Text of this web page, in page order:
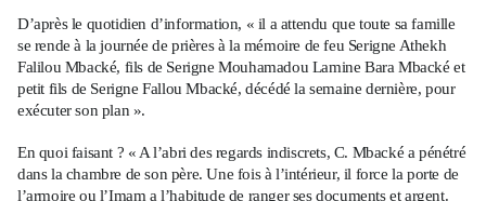
D’après le quotidien d’information, « il a attendu que toute sa famille
se rende à la journée de prières à la mémoire de feu Serigne Athekh
Falilou Mbacké, fils de Serigne Mouhamadou Lamine Bara Mbacké et
petit fils de Serigne Fallou Mbacké, décédé la semaine dernière, pour
exécuter son plan ».
En quoi faisant ? « A l’abri des regards indiscrets, C. Mbacké a pénétré
dans la chambre de son père. Une fois à l’intérieur, il force la porte de
l’armoire ou l’Imam a l’habitude de ranger ses documents et argent.